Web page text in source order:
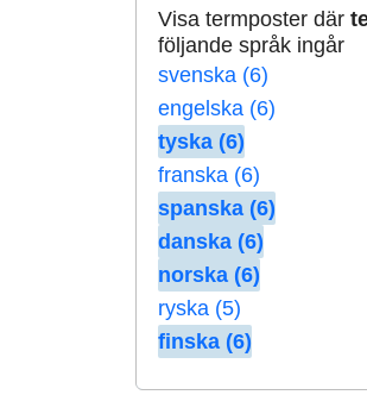
Visa termposter där
följande språk ingår
svenska (6)
engelska (6)
tyska (6)
franska (6)
spanska (6)
danska (6)
norska (6)
ryska (5)
finska (6)